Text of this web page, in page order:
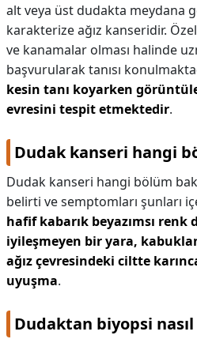
alt veya üst dudakta meydana
karakterize ağız kanseridir.
ve kanamalar olması halinde
başvurularak tanısı
kesin tanı koyarken
evresini tespit etmektedir.
Dudak kanseri hangi
Dudak kanseri hangi bölüm
belirti ve semptomları şunları
hafif kabarık beyazımsı renk
iyileşmeyen bir yara,
ağız çevresindeki ciltte
uyuşma.
Dudaktan biyopsi nasıl